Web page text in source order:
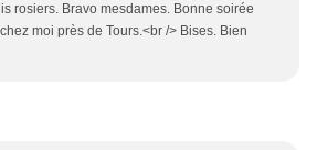
rosiers. Bravo mesdames. Bonne soirée
moi près de Tours.<br /> Bises. Bien